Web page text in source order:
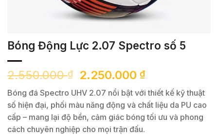
Bóng Động Lực 2.07 Spectro số 5
2.550.000₫
Giá
gốc
là:
2.550.000 ₫.
2.250.000₫Giá
hiện
tại
là:
2.250.000 ₫.
Bóng đá Spectro UHV 2.07 nổi bật với thiết kế kỹ thuật
số hiện đại, phối màu năng động và chất liệu da PU cao
cấp – mang lại độ bền, cảm giác bóng tối ưu và phong
cách chuyên nghiệp cho mọi trận đấu.